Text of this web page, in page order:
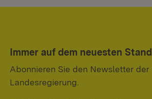
Immer auf dem neuesten Stand
Abonnieren Sie den Newsletter der
Landesregierung.